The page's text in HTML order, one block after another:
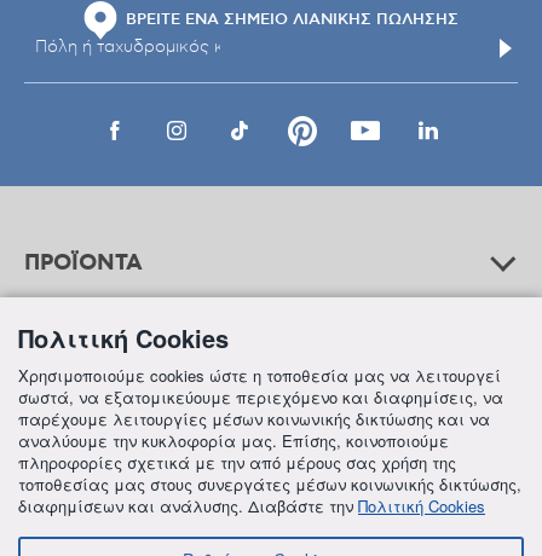
ΒΡΕΙΤΕ ΕΝΑ ΣΗΜΕΙΟ ΛΙΑΝΙΚΗΣ ΠΩΛΗΣΗΣ
ΠΡΟΪΟΝΤΑ
ΒΟΗΘΕΙΑ
ΠΛΗΡΟΦΟΡΙΕΣ
Πολιτική Cookies
Χρησιμοποιούμε cookies ώστε η τοποθεσία μας να λειτουργεί
σωστά, να εξατομικεύουμε περιεχόμενο και διαφημίσεις, να
παρέχουμε λειτουργίες μέσων κοινωνικής δικτύωσης και να
αναλύουμε την κυκλοφορία μας. Επίσης, κοινοποιούμε
πληροφορίες σχετικά με την από μέρους σας χρήση της
τοποθεσίας μας στους συνεργάτες μέσων κοινωνικής δικτύωσης,
διαφημίσεων και ανάλυσης. Διαβάστε την Πολιτική Cookies